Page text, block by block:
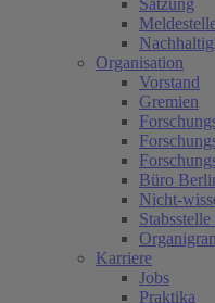
Satzung
Organisation
Vorstand
Gremien
Büro
Nicht-
Karriere
Jobs
Praktika